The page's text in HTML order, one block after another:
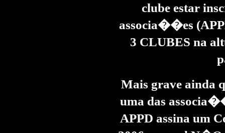
clube estar
associa��es
3 CLUBES na
Mais grave ainda
uma das
APPD assina um